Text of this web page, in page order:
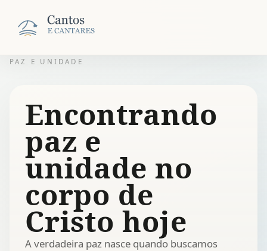
PAZ E UNIDADE
Encontrando
paz e
unidade no
corpo de
Cristo hoje
A verdadeira paz nasce quando buscamos